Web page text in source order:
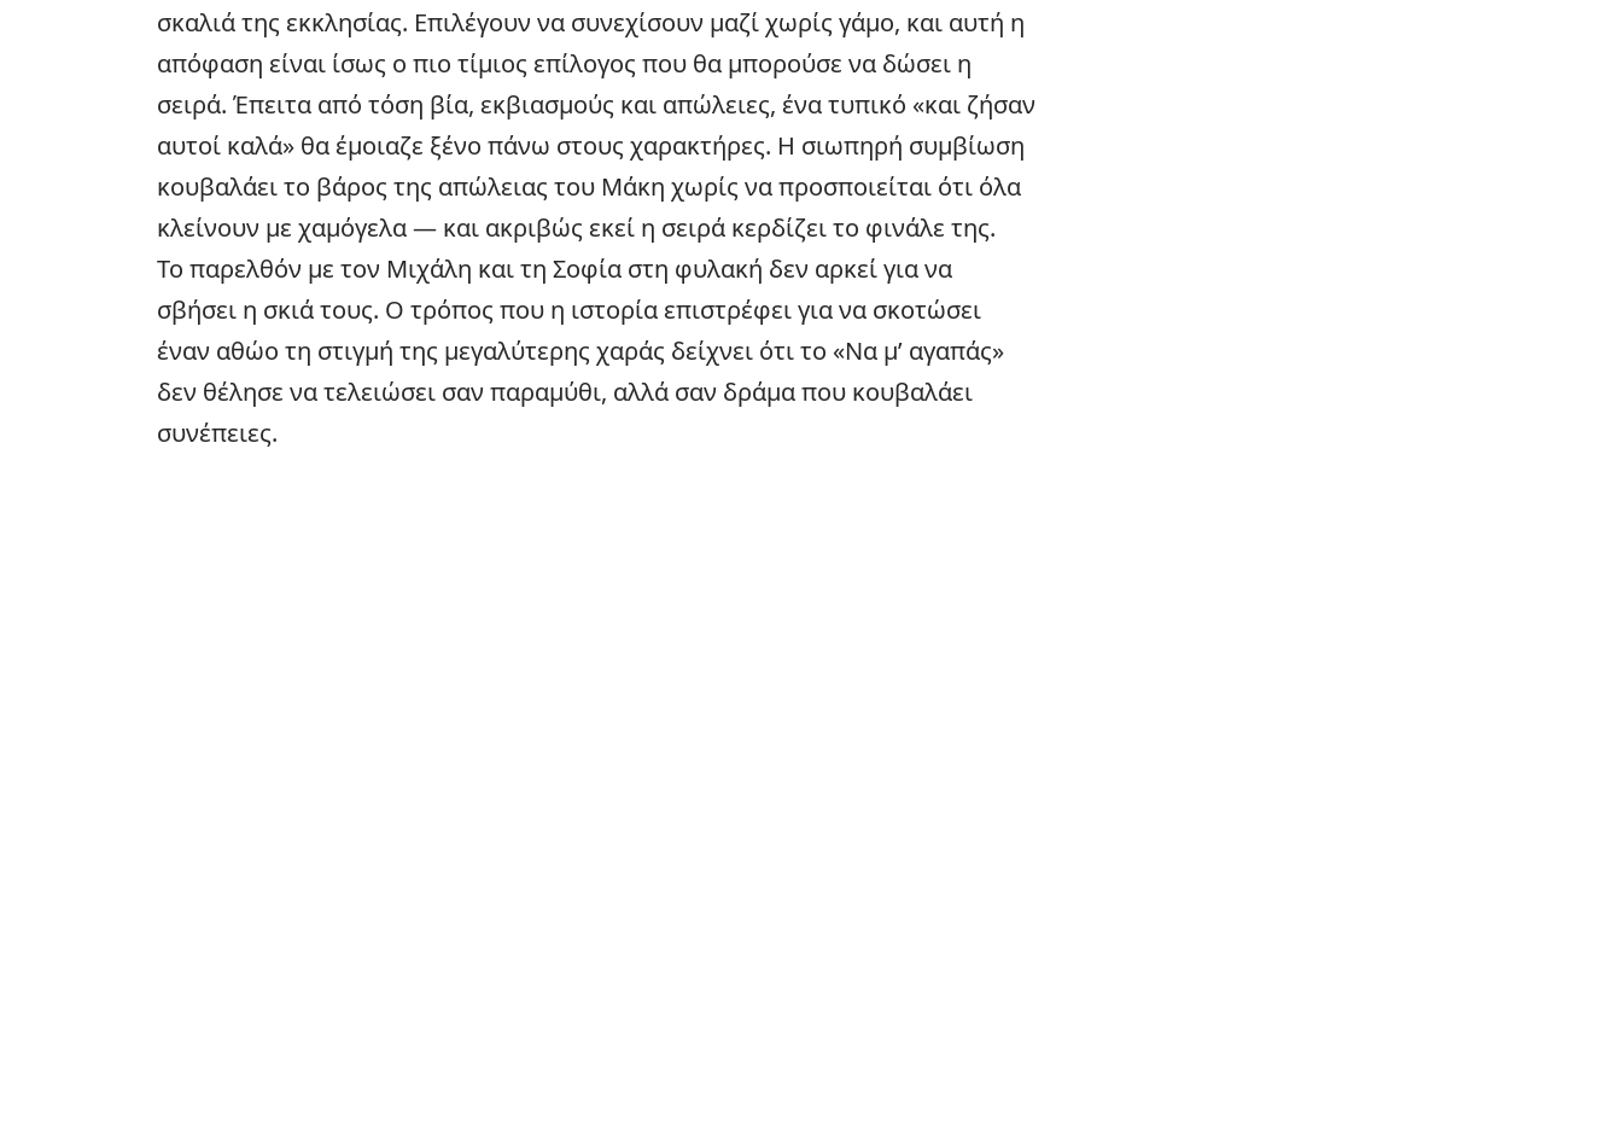
σκαλιά της εκκλησίας. Επιλέγουν να συνεχίσουν μαζί χωρίς γάμο, και αυτή η
απόφαση είναι ίσως ο πιο τίμιος επίλογος που θα μπορούσε να δώσει η
σειρά. Έπειτα από τόση βία, εκβιασμούς και απώλειες, ένα τυπικό «και ζήσαν
αυτοί καλά» θα έμοιαζε ξένο πάνω στους χαρακτήρες. Η σιωπηρή συμβίωση
κουβαλάει το βάρος της απώλειας του Μάκη χωρίς να προσποιείται ότι όλα
κλείνουν με χαμόγελα — και ακριβώς εκεί η σειρά κερδίζει το φινάλε της.
Το παρελθόν με τον Μιχάλη και τη Σοφία στη φυλακή δεν αρκεί για να
σβήσει η σκιά τους. Ο τρόπος που η ιστορία επιστρέφει για να σκοτώσει
έναν αθώο τη στιγμή της μεγαλύτερης χαράς δείχνει ότι το «Να μ’ αγαπάς»
δεν θέλησε να τελειώσει σαν παραμύθι, αλλά σαν δράμα που κουβαλάει
συνέπειες.